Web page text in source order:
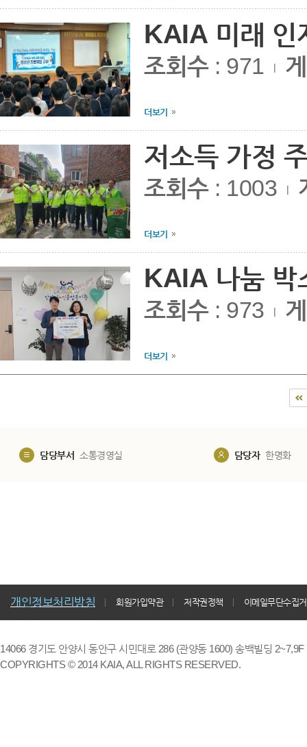
KAIA 미래 인
조회수: 971 |
더보기
저소득 가정
조회수: 1003 |
더보기
KAIA 나눔 박
조회수: 973 |
더보기
담당부서 소통경영실 담당자 한명화
개인정보처리방침 회원가입약관 저작권정책 이메일무단수집
14066 경기도 안양시 동안구 시민대로 286 (관양동 1600) 송백빌딩
COPYRIGHTS © 2014 KAIA, ALL RIGHTS RESERVED.